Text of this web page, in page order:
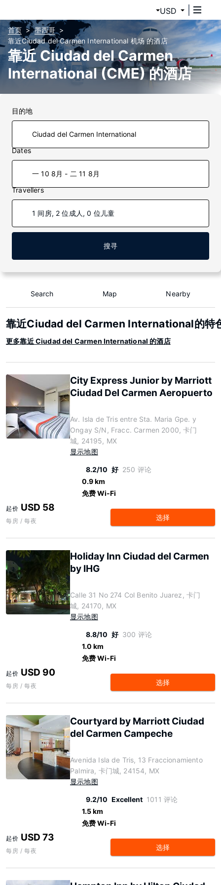
USD
首页
墨西哥
靠近Ciudad del Carmen International 机场 的酒店
靠近 Ciudad del Carmen
International (CME) 的酒店
目的地
Dates
一 10 8月 - 二 11 8月
Travellers
1 间房, 2 位成人, 0 位儿童
搜寻
Search Map Nearby
靠近Ciudad del Carmen International的特
更多靠近 Ciudad del Carmen International 的酒店
City Express Junior by Marriott
Ciudad Del Carmen Aeropuerto
Av. Isla de Tris entre Sta. Maria Gpe. y
Ongay S/N, Fracc. Carmen 2000, 卡门
城, 24195, MX
显示地图
8.2/10 好 250 评论
0.9 km
免费 Wi-Fi
起价 USD 58
每房 / 每夜 选择
Holiday Inn Ciudad del Carmen
by IHG
Calle 31 No 274 Col Benito Juarez, 卡门
城, 24170, MX
显示地图
8.8/10 好 300 评论
1.0 km
免费 Wi-Fi
起价 USD 90
每房 / 每夜 选择
Courtyard by Marriott Ciudad
del Carmen Campeche
Avenida Isla de Tris, 13 Fraccionamiento
Palmira, 卡门城, 24154, MX
显示地图
9.2/10 Excellent 1011 评论
1.5 km
免费 Wi-Fi
起价 USD 73
每房 / 每夜 选择